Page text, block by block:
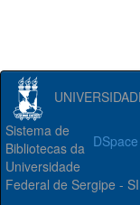
Sistema de
Bibliotecas da
Universidade
Federal de Sergipe -